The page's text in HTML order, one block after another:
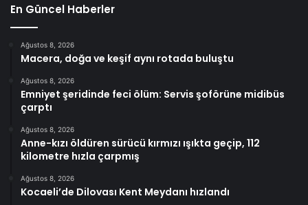
En Güncel Haberler
Ağustos 8, 2026
Macera, doğa ve keşif aynı rotada buluştu
Ağustos 8, 2026
Emniyet şeridinde feci ölüm: Servis şoförüne midibüs
çarptı
Ağustos 8, 2026
Anne-kızı öldüren sürücü kırmızı ışıkta geçip, 112
kilometre hızla çarpmış
Ağustos 8, 2026
Kocaeli’de Dilovası Kent Meydanı hızlandı